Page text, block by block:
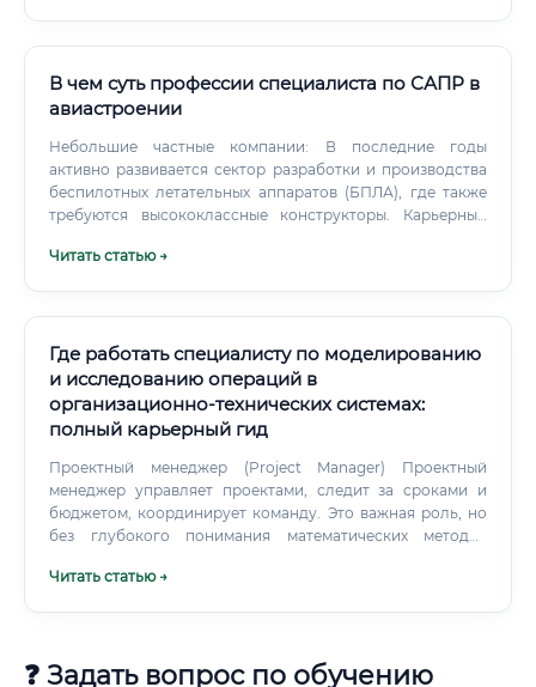
сроки реальных тестов.
В чем суть профессии специалиста по САПР в
авиастроении
Небольшие частные компании: В последние годы
активно развивается сектор разработки и производства
беспилотных летательных аппаратов (БПЛА), где также
требуются высококлассные конструкторы. Карьерный
Профессия предлагает четкую и прозрачную карьерную
деталировкой, оформлением документации.
Читать статью →
Где работать специалисту по моделированию
и исследованию операций в
организационно-технических системах:
полный карьерный гид
Проектный менеджер (Project Manager) Проектный
менеджер управляет проектами, следит за сроками и
бюджетом, координирует команду. Это важная роль, но
без глубокого понимания математических методов
интуитивно.
Читать статью →
❓ Задать вопрос по обучению